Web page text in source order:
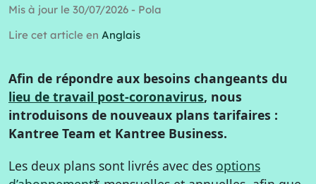
Mis à jour le 30/07/2026 - Pola
Lire cet article en Anglais
Afin de répondre aux besoins changeants du
lieu de travail post-coronavirus, nous
introduisons de nouveaux plans tarifaires :
Kantree Team et Kantree Business.
Les deux plans sont livrés avec des options